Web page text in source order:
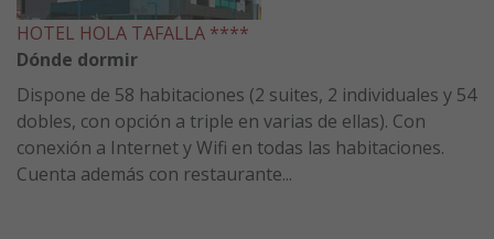
HOTEL HOLA TAFALLA ****
Dónde dormir
Dispone de 58 habitaciones (2 suites, 2 individuales y 54
dobles, con opción a triple en varias de ellas). Con
conexión a Internet y Wifi en todas las habitaciones.
Cuenta además con restaurante...